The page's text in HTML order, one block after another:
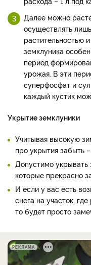
Далее можно
осуществлять
растительностью
земклуника
период
урожая. В эти
суперфосфат и
каждый кустик
Укрытие земклуники
Учитывая высокую
про укрытия забыть
Допустимо
которые прекрасно
И если у вас есть
снега на участок,
то будет просто
РЕКЛАМА